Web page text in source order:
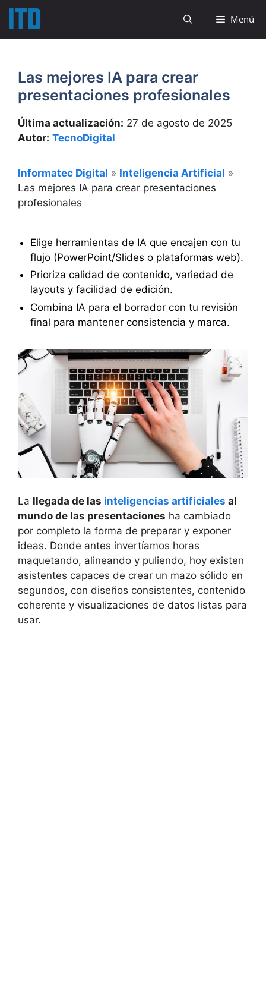
Saltar
contenido
Menú
Las mejores IA para crear
presentaciones profesionales
Última actualización: 27 de agosto de 2025
Autor: TecnoDigital
Informatec Digital » Inteligencia Artificial »
Las mejores IA para crear presentaciones
profesionales
Elige herramientas de IA que encajen con tu
flujo (PowerPoint/Slides o plataformas web).
Prioriza calidad de contenido, variedad de
layouts y facilidad de edición.
Combina IA para el borrador con tu revisión
final para mantener consistencia y marca.
La llegada de las inteligencias artificiales al
mundo de las presentaciones ha cambiado
por completo la forma de preparar y exponer
ideas. Donde antes invertíamos horas
maquetando, alineando y puliendo, hoy existen
asistentes capaces de crear un mazo sólido en
segundos, con diseños consistentes, contenido
coherente y visualizaciones de datos listas para
usar.